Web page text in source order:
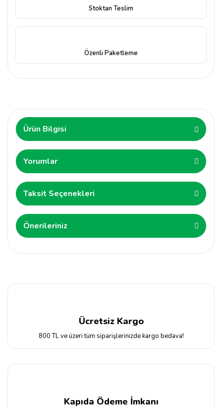
Stoktan Teslim
Özenli Paketleme
Ürün Bilgisi
Yorumlar
Taksit Seçenekleri
Önerileriniz
Ücretsiz Kargo
800 TL ve üzeri tüm siparişlerinizde kargo bedava!
Kapıda Ödeme İmkanı